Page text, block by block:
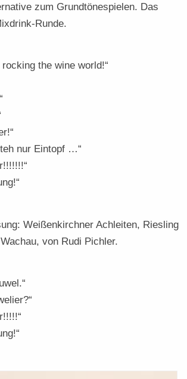
zum Grundtönespielen. Das
Runde.
the wine world!“
nur Eintopf …“
Weißenkirchner Achleiten, Riesling
von Rudi Pichler.